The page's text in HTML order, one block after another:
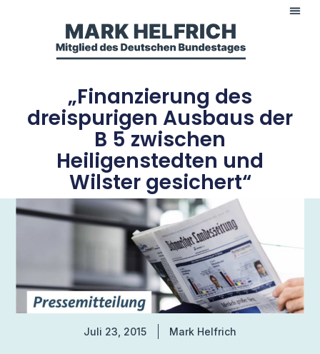
„Finanzierung des
dreispurigen Ausbaus der
B 5 zwischen
Heiligenstedten und
Wilster gesichert“
Juli 23, 2015 Mark Helfrich